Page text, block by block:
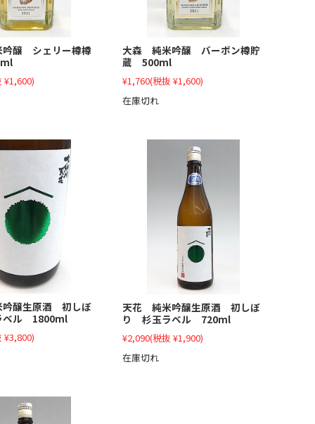
醸 シェリー樽樽
¥1,600)
大森 純米吟醸 バーボン樽貯
蔵 500ml
¥1,760(税抜 ¥1,600)
在庫切れ
醸生原酒 初しぼ
ル 1800ml
¥3,800)
天花 純米吟醸生原酒 初しぼ
り 杉玉ラベル 720ml
¥2,090(税抜 ¥1,900)
在庫切れ